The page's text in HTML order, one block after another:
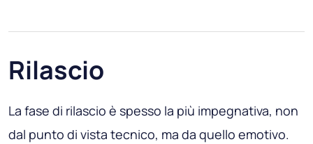
Rilascio
La fase di rilascio è spesso la più impegnativa, non
dal punto di vista tecnico, ma da quello emotivo.